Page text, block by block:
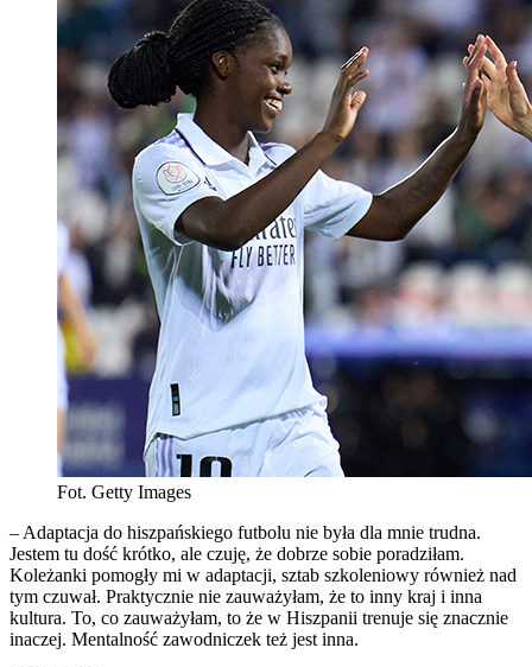
Fot. Getty Images
– Adaptacja do hiszpańskiego futbolu nie była dla mnie trudna.
Jestem tu dość krótko, ale czuję, że dobrze sobie poradziłam.
Koleżanki pomogły mi w adaptacji, sztab szkoleniowy również nad
tym czuwał. Praktycznie nie zauważyłam, że to inny kraj i inna
kultura. To, co zauważyłam, to że w Hiszpanii trenuje się znacznie
inaczej. Mentalność zawodniczek też jest inna.